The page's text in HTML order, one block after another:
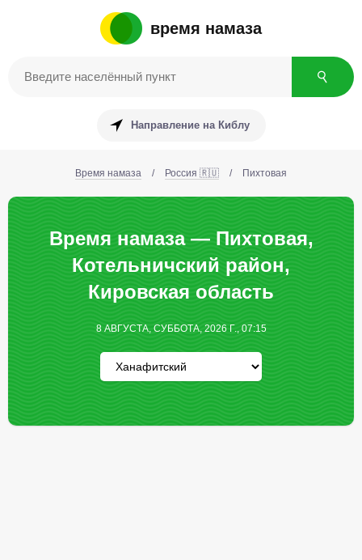
время намаза
Направление на Киблу
Время намаза / Россия 🇷🇺 / Пихтовая
Время намаза — Пихтовая,
Котельничский район,
Кировская область
8 АВГУСТА, СУББОТА, 2026 Г., 07:15